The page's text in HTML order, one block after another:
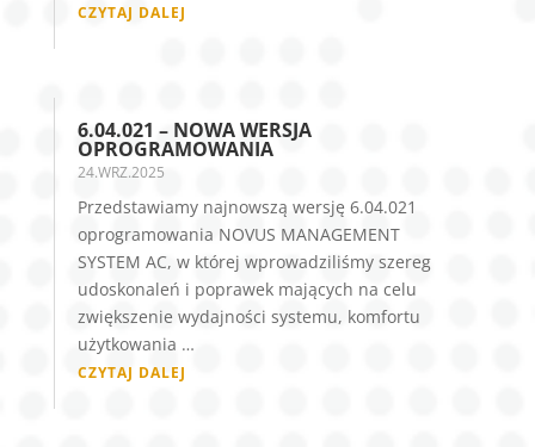
CZYTAJ DALEJ
6.04.021 – NOWA WERSJA
OPROGRAMOWANIA
24.WRZ.2025
Przedstawiamy najnowszą wersję 6.04.021
oprogramowania NOVUS MANAGEMENT
SYSTEM AC, w której wprowadziliśmy szereg
udoskonaleń i poprawek mających na celu
zwiększenie wydajności systemu, komfortu
użytkowania …
CZYTAJ DALEJ